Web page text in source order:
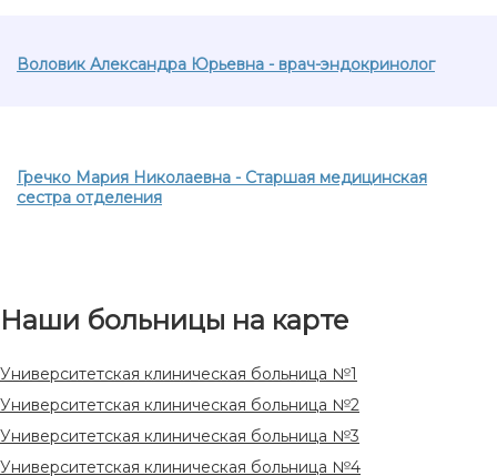
Воловик Александра Юрьевна - врач-эндокринолог
Гречко Мария Николаевна - Старшая медицинская
сестра отделения
Наши больницы на карте
Университетская клиническая больница №1
Университетская клиническая больница №2
Университетская клиническая больница №3
Университетская клиническая больница №4